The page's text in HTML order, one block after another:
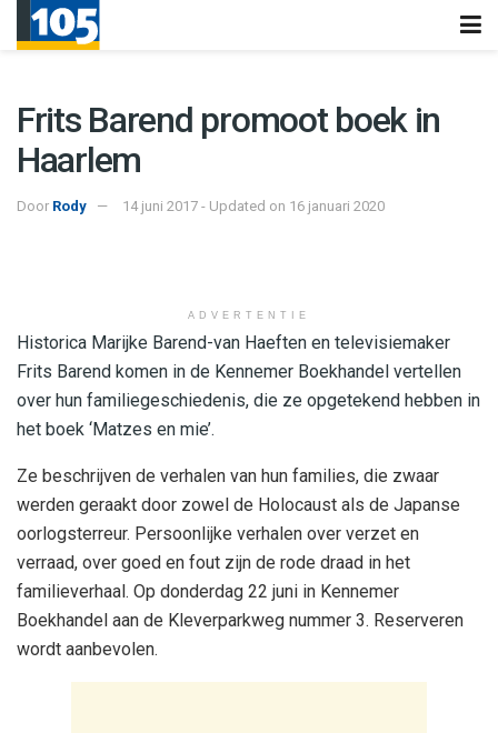
Frits Barend promoot boek in
Haarlem
Door Rody 14 juni 2017 - Updated on 16 januari 2020
ADVERTENTIE
Historica Marijke Barend-van Haeften en televisiemaker
Frits Barend komen in de Kennemer Boekhandel vertellen
over hun familiegeschiedenis, die ze opgetekend hebben in
het boek ‘Matzes en mie’.
Ze beschrijven de verhalen van hun families, die zwaar
werden geraakt door zowel de Holocaust als de Japanse
oorlogsterreur. Persoonlijke verhalen over verzet en
verraad, over goed en fout zijn de rode draad in het
familieverhaal. Op donderdag 22 juni in Kennemer
Boekhandel aan de Kleverparkweg nummer 3. Reserveren
wordt aanbevolen.